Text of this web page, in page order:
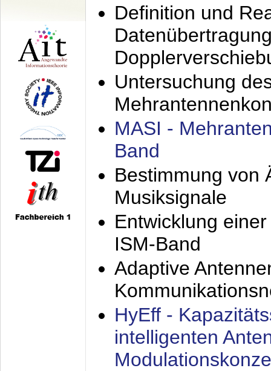
Definition und
Untersuchung
MASI -
Band
Bestimmung von
Musiksignale
Entwicklung
ISM-Band
Adaptive
HyEff -
intelligenten